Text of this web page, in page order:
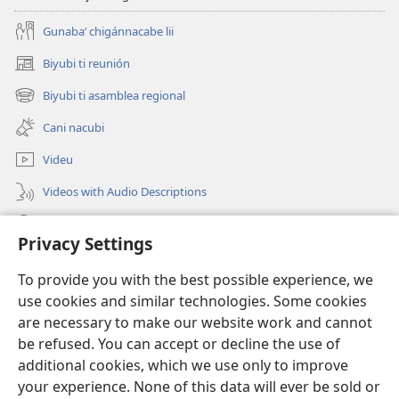
Privacy Settings
To provide you with the best possible experience, we
use cookies and similar technologies. Some cookies
are necessary to make our website work and cannot
be refused. You can accept or decline the use of
additional cookies, which we use only to improve
your experience. None of this data will ever be sold or
NannaGusiidiʼ
Gunabaʼ chigánnacabe lii
Biyubi ti reunión
(opens
new
window)
Biyubi ti asamblea regional
(opens
new
window)
Cani nacubi
Videu
Videos with Audio Descriptions
(opens
window)BIBLIOTECA NI NUU LU INTERNET Watchtower™
(opens
new
window)JW Hub ®
(opens
new